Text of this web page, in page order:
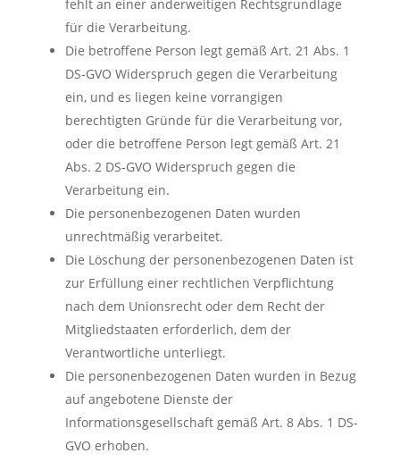
fehlt an einer anderweitigen Rechtsgrundlage
für die Verarbeitung.
Die betroffene Person legt gemäß Art. 21 Abs. 1
DS-GVO Widerspruch gegen die Verarbeitung
ein, und es liegen keine vorrangigen
berechtigten Gründe für die Verarbeitung vor,
oder die betroffene Person legt gemäß Art. 21
Abs. 2 DS-GVO Widerspruch gegen die
Verarbeitung ein.
Die personenbezogenen Daten wurden
unrechtmäßig verarbeitet.
Die Löschung der personenbezogenen Daten ist
zur Erfüllung einer rechtlichen Verpflichtung
nach dem Unionsrecht oder dem Recht der
Mitgliedstaaten erforderlich, dem der
Verantwortliche unterliegt.
Die personenbezogenen Daten wurden in Bezug
auf angebotene Dienste der
Informationsgesellschaft gemäß Art. 8 Abs. 1 DS-
GVO erhoben.